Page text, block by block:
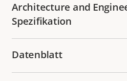
Architecture and
Spezifikation
Datenblatt